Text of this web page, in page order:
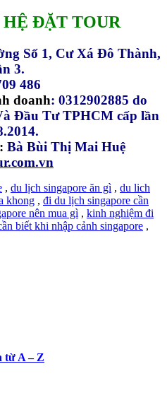
ĐẶT TOUR
Số 1, Cư Xá Đô Thành,
3.
486
doanh: 0312902885 do
Đầu Tư TPHCM cấp lần
Bà Bùi Thị Mai Huệ
, du lịch singapore ăn gì , du lich
khong , đi du lịch singapore cần
nên mua gì , kinh nghiệm đi
biết khi nhập cảnh singapore ,
từ A – Z